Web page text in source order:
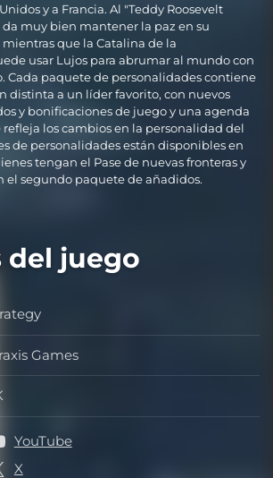
y a Francia. Al "Teddy Roosevelt
muy bien mantener la paz en su
que la Catalina de la
usar Lujos para abrumar al mundo con
Cada paquete de personalidades contiene
distinta a un líder favorito, con nuevos
y bonificaciones de juego y una agenda
los cambios en la personalidad del
de personalidades están disponibles en
tengan el Pase de nuevas fronteras y
el segundo paquete de añadidos.
del juego
Games
YouTube
X